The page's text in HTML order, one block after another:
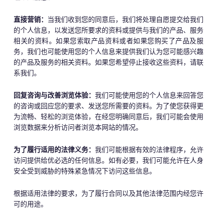
直接营销： 当我们收到您的同意后，我们将处理自愿提交给我们
的个人信息，以发送您所要求的资料或提供与我们的产品、服务
相关的资料。如果您索取产品资料或者如果您购买了产品及服
务，我们也可能使用您的个人信息来提供我们认为您可能感兴趣
的产品及服务的相关资料。如果您希望停止接收这些资料，请联
系我们。
回复咨询与改善浏览体验： 我们可能使用您的个人信息来回答您
的咨询或回应您的要求、发送您所需要的资料。为了使您获得更
为流畅、轻松的浏览体验，在经您明确同意后，我们可能会使用
浏览数据来分析访问者浏览本网站的情况。
为了履行适用的法律义务： 我们可能根据有效的法律程序，允许
访问提供给优必选的任何信息。如有必要，我们可能允许在人身
安全受到威胁的特殊紧急情况下访问这些信息。
根据适用法律的要求，为了履行合同以及其他法律范围内经您许
可的用途。